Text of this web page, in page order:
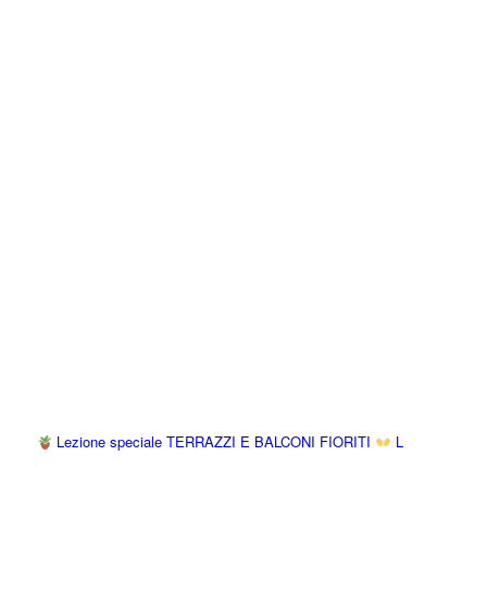
Lezione speciale TERRAZZI E BALCONI FIORITI L